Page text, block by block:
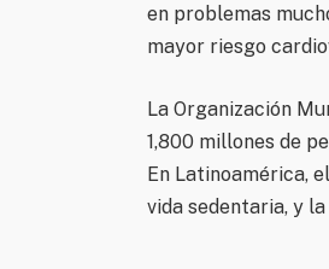
en problemas
mayor riesgo
La Organización
1,800 millones de
En Latinoamérica,
vida sedentaria, y